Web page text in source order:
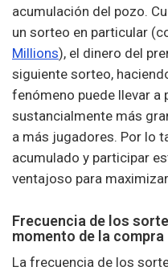
acumulación del pozo.
un sorteo en particular
Millions), el dinero del
siguiente sorteo,
fenómeno puede llevar a
sustancialmente más
a más jugadores. Por lo
acumulado y participar
ventajoso para
Frecuencia de los
momento de la compra
La frecuencia de los